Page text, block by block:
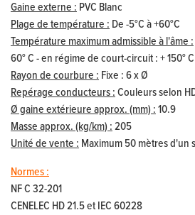
Gaine externe : PVC Blanc
Plage de température : De -5°C à +60°C
Température maximum admissible à l'âme :
60° C - en régime de court-circuit : + 150° C
Rayon de courbure : Fixe : 6 x Ø
Repérage conducteurs :Couleurs selon
Ø gaine extérieure approx. (mm) :10.9
Masse approx. (kg/km) :205
Unité de vente : Maximum 50 mètres d'un
Normes :
NF C 32-201
CENELEC HD 21.5 et IEC 60228